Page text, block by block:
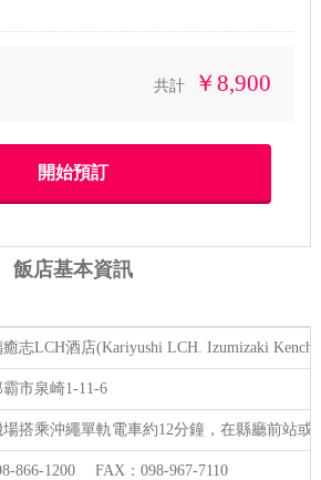
共計 ￥8,900
飯店基本資訊
志LCH酒店(Kariyushi LCH. Izumizaki
市泉崎1-11-6
場搭乘沖繩單軌電車約12分鐘，在縣廳前站
866-1200 FAX：098-967-7110